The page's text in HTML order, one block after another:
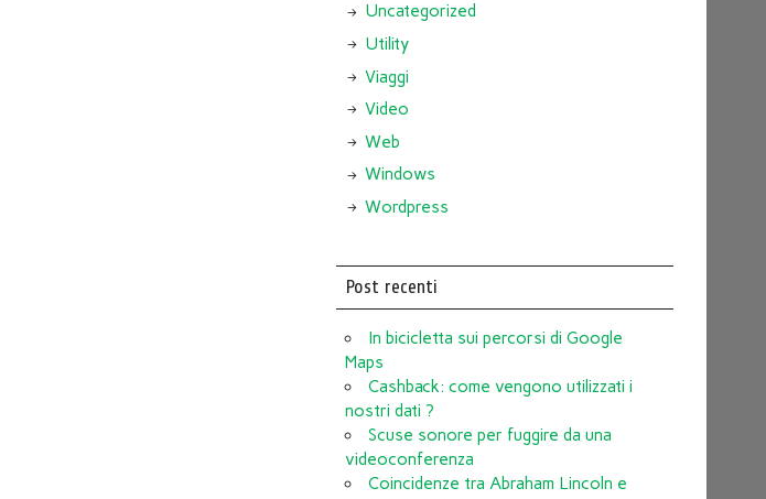
Uncategorized
Utility
Viaggi
Video
Web
Windows
Wordpress
Post recenti
In bicicletta sui percorsi di Google
Maps
Cashback: come vengono utilizzati i
nostri dati ?
Scuse sonore per fuggire da una
videoconferenza
Coincidenze tra Abraham Lincoln e